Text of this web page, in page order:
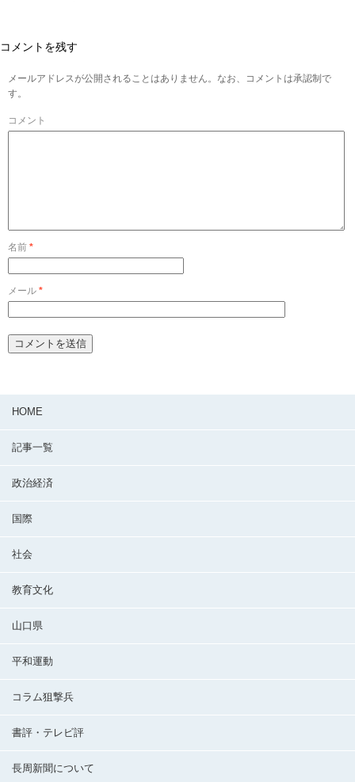
コメントを残す
メールアドレスが公開されることはありません。なお、コメントは承認制で
す。
コメント
名前 *
メール *
HOME
記事一覧
政治経済
国際
社会
教育文化
山口県
平和運動
コラム狙撃兵
書評・テレビ評
長周新聞について